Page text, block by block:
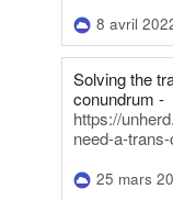
8 avril
Solving the
conundrum -
https://
need-a-
25 mars